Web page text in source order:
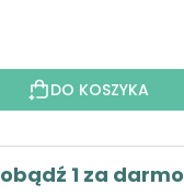
DO KOSZYKA
1 za darmo